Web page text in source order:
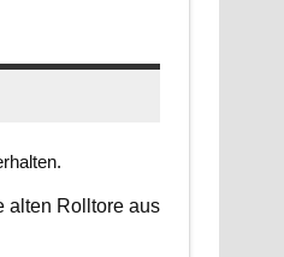
alten Rolltore aus